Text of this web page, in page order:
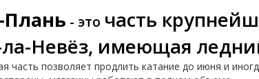
- это часть
ла-Невёз, имеющая
часть позволяет продлить катание до июня и